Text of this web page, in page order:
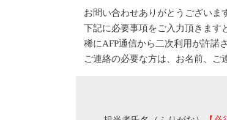
お問い合わせありがとうございま
下記に必要事項をご入力頂きます
稀にAFP通信から二次利用が許諾
ご連絡の必要な方は、お名前、ご